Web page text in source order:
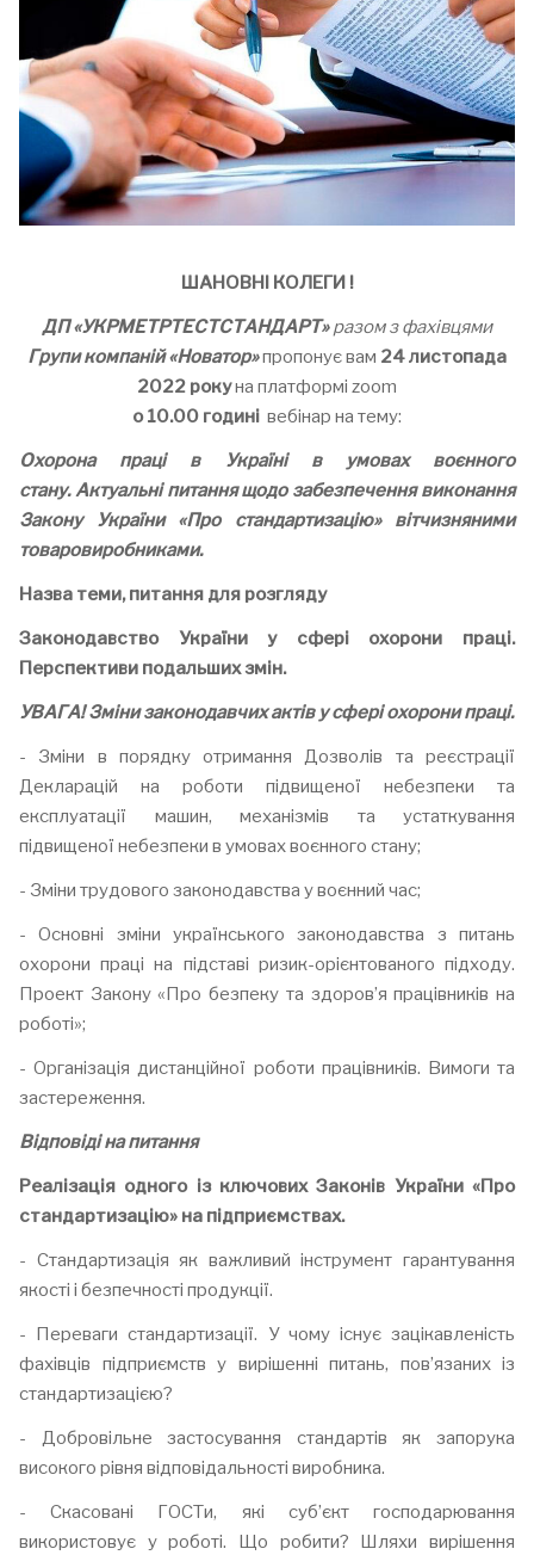
ШАНОВНІ КОЛЕГИ !
ДП «УКРМЕТРТЕСТСТАНДАРТ»разом з фахівцями
Групи компаній«Новатор»пропонує вам 24листопада
2022 рокуна платформі zoom
о 10.00 годині вебінар на тему:
ОхоронапрацівУкраїні в умовах воєнного
стану.Актуальні питання щодо забезпечення виконання
Закону України «Про стандартизацію» вітчизняними
товаровиробниками.
Назва теми, питання для розгляду
Законодавство України у сфері охорони праці.
Перспективи подальших змін.
УВАГА! Зміни законодавчих актів у сфері охорони праці.
- Зміни в порядку отримання Дозволів та реєстрації
Декларацій на роботи підвищеної небезпеки та
експлуатації машин, механізмів та устаткування
підвищеної небезпеки в умовах воєнного стану;
- Зміни трудового законодавства у воєнний час;
- Основні зміни українського законодавства з питань
охорони праці на підставі ризик-орієнтованого підходу.
Проект Закону «Про безпеку та здоров’я працівників на
роботі»;
- Організація дистанційної роботи працівників. Вимоги та
застереження.
Відповіді на питання
Реалізація одного із ключових Законів України «Про
стандартизацію» на підприємствах.
- Стандартизація як важливий інструмент гарантування
якості і безпечності продукції.
- Переваги стандартизації. У чому існує зацікавленість
фахівців підприємств у вирішенні питань, пов’язаних із
стандартизацією?
- Добровільне застосування стандартів як запорука
високого рівня відповідальності виробника.
- Скасовані ГОСТи, які суб’єкт господарювання
використовує у роботі. Що робити? Шляхи вирішення